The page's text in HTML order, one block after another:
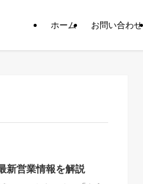
ホーム お問い合わせ
新営業情報を解説